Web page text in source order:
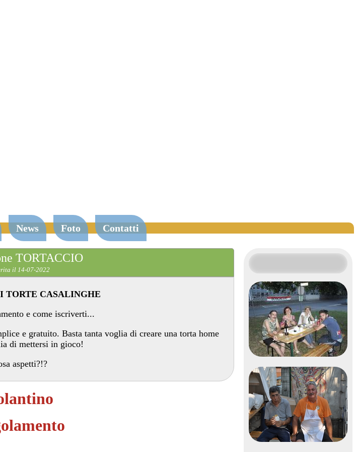
News Foto Contatti
TORTACCIO
il 14-07-2022
TORTE CASALINGHE
e come iscriverti...
e gratuito. Basta tanta voglia di creare una torta home
di mettersi in gioco!
aspetti?!?